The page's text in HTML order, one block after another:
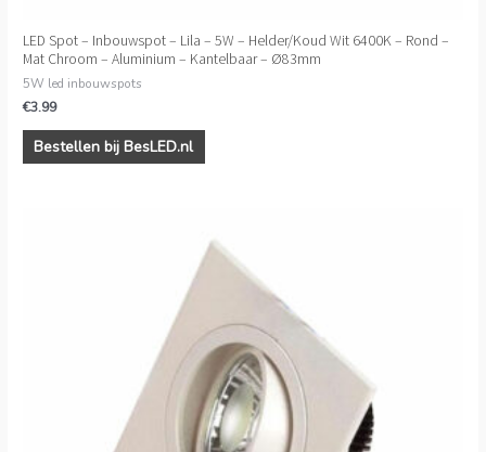
LED Spot – Inbouwspot – Lila – 5W – Helder/Koud Wit 6400K – Rond –
Mat Chroom – Aluminium – Kantelbaar – Ø83mm
5W led inbouwspots
€3.99
Bestellen bij BesLED.nl